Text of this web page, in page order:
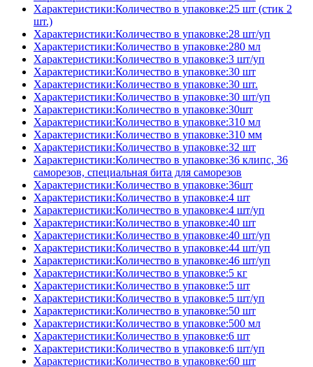
Характеристики:Количество в упаковке:25 шт (стик 2
шт.)
Характеристики:Количество в упаковке:28 шт/уп
Характеристики:Количество в упаковке:280 мл
Характеристики:Количество в упаковке:3 шт/уп
Характеристики:Количество в упаковке:30 шт
Характеристики:Количество в упаковке:30 шт.
Характеристики:Количество в упаковке:30 шт/уп
Характеристики:Количество в упаковке:30шт
Характеристики:Количество в упаковке:310 мл
Характеристики:Количество в упаковке:310 мм
Характеристики:Количество в упаковке:32 шт
Характеристики:Количество в упаковке:36 клипс, 36
саморезов, специальная бита для саморезов
Характеристики:Количество в упаковке:36шт
Характеристики:Количество в упаковке:4 шт
Характеристики:Количество в упаковке:4 шт/уп
Характеристики:Количество в упаковке:40 шт
Характеристики:Количество в упаковке:40 шт/уп
Характеристики:Количество в упаковке:44 шт/уп
Характеристики:Количество в упаковке:46 шт/уп
Характеристики:Количество в упаковке:5 кг
Характеристики:Количество в упаковке:5 шт
Характеристики:Количество в упаковке:5 шт/уп
Характеристики:Количество в упаковке:50 шт
Характеристики:Количество в упаковке:500 мл
Характеристики:Количество в упаковке:6 шт
Характеристики:Количество в упаковке:6 шт/уп
Характеристики:Количество в упаковке:60 шт